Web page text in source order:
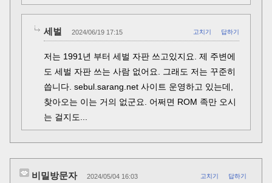
세벌 2024/06/19 17:15 고치기 답하기
저는 1991년 부터 세벌 자판 쓰고있지요. 제 주변에
도 세벌 자판 쓰는 사람 없어요. 그래도 저는 꾸준히
씁니다. sebul.sarang.net 사이트 운영하고 있는데,
찾아오는 이는 거의 없군요. 어쩌면 ROM 족만 오시
는 걸지도...
비밀방문자 2024/05/04 16:03 고치기 답하기